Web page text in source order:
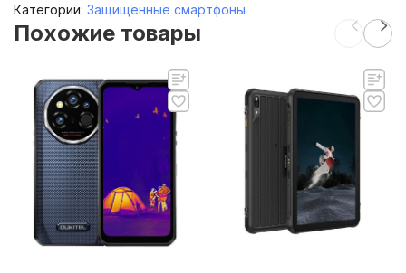
Категории: Защищенные смартфоны
Похожие товары